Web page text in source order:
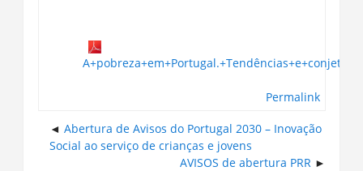
Permalink
Abertura de Avisos do Portugal 2030 – Inovação
Social ao serviço de crianças e jovens
AVISOS de abertura PRR